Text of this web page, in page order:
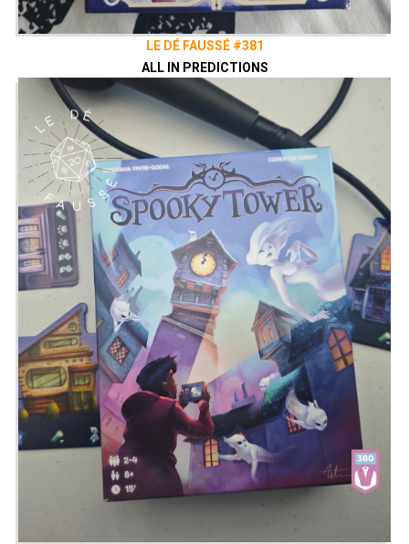
LE DÉ FAUSSÉ #381
ALL IN PREDICTIONS